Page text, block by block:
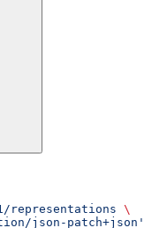
representations \
json-patch+json'